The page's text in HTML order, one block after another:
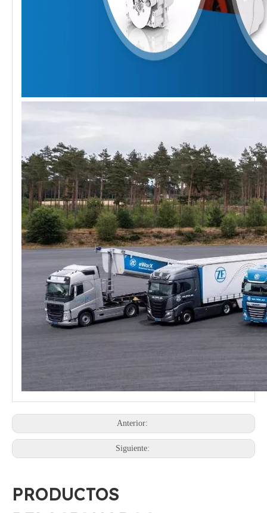
Anterior:
Siguiente:
PRODUCTOS